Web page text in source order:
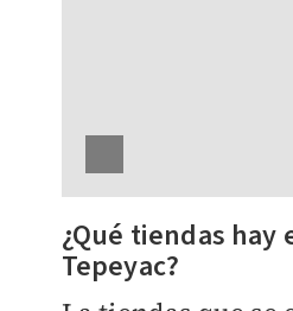
¿Qué tiendas hay
Tepeyac?